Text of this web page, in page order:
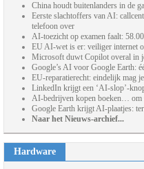
China houdt buitenlanders in de
Eerste slachtoffers van AI:
telefoon over
AI-toezicht op examen faalt:
EU AI-wet is er: veiliger internet
Microsoft duwt Copilot overal in
Google’s AI voor Google Earth:
EU-reparatierecht: eindelijk mag
LinkedIn krijgt een ‘AI-slop’-
AI-bedrijven kopen boeken… om
Google Earth krijgt AI-plaatjes:
Naar het Nieuws-archief...
Hardware